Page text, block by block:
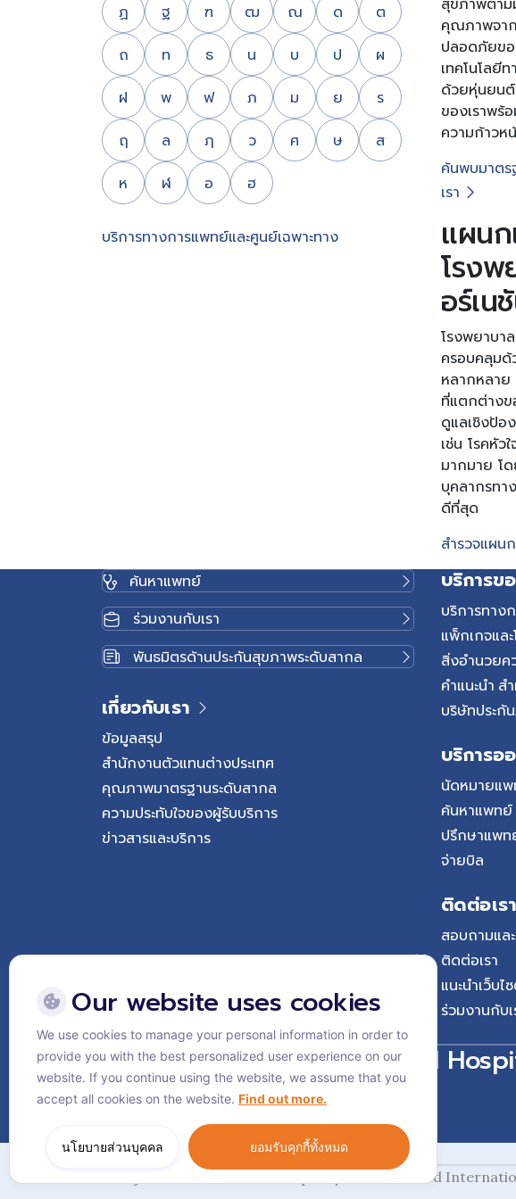
ฏ ฐ ฑ ฒ ณ ด ต
ถ ท ธ น บ ป ผ
ฝ พ ฟ ภ ม ย ร
ฤ ล ฦ ว ศ ษ ส
ห ฬ อ ฮ
บริการทางการแพทย์และศูนย์เฉพาะทาง
สุขภาพตาม
คุณภาพจาก
ปลอดภัยข
เทคโนโลยี
ด้วยหุ่นยน
ของเราพร้
ความก้าวห
ค้นพบมาตร
เรา
แผน
โรงพ
อร์เน
โรงพยาบา
ครอบคลุมด้
หลากหลาย
ที่แตกต่างข
ดูแลเชิงป้อ
เช่น โรคหัว
มากมาย โ
บุคลากรท
ดีที่สุด
สำรวจแผน
ค้นหาแพทย์
ร่วมงานกับเรา
พันธมิตรด้านประกันสุขภาพระดับสากล
เกี่ยวกับเรา
ข้อมูลสรุป
สำนักงานตัวแทนต่างประเทศ
คุณภาพมาตรฐานระดับสากล
ความประทับใจของผู้รับบริการ
ข่าวสารและบริการ
บริการข
บริการทาง
แพ็กเกจแล
สิ่งอำนวยค
คำแนะนำ ส
บริษัทประ
บริการอ
นัดหมายแ
ค้นหาแพทย์
ปรึกษาแพท
จ่ายบิล
ติดต่อเรา
สอบถามแล
ติดต่อเรา
แนะนำเว็บไ
ร่วมงานกับเ
Follow Vejthani International
แผนผังเว็บไซต์นโยบายส่วนบุคคลนโยบายคุกกี้
© Vejthani International Hospital | JCI Accredited
Our website uses cookies
We use cookies to manage your personal information in order to
provide you with the best personalized user experience on our
website. If you continue using the website, we assume that you
accept all cookies on the website. Find out more.
ยอมรับคุกกี้ทั้งหมด
นโยบายส่วนบุคคล